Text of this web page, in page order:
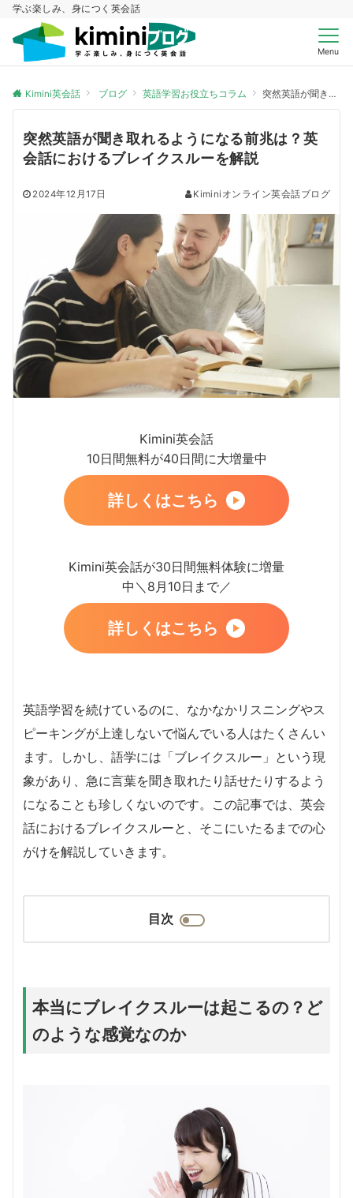
学ぶ楽しみ、身につく英会話
Menu
Kimini英会話 ブログ 英語学習お役立ちコラム 突然英語が聞き取れるようになる前兆は？英会話におけるブレイクスルーを解説
突然英語が聞き取れるようになる前兆は？英
会話におけるブレイクスルーを解説
2024年12月17日 Kiminiオンライン英会話ブログ
Kimini英会話
10日間無料が40日間に大増量中
詳しくはこちら
Kimini英会話が30日間無料体験に増量
中＼8月10日まで／
詳しくはこちら
英語学習を続けているのに、なかなかリスニングやス
ピーキングが上達しないで悩んでいる人はたくさんい
ます。しかし、語学には「ブレイクスルー」という現
象があり、急に言葉を聞き取れたり話せたりするよう
になることも珍しくないのです。この記事では、英会
話におけるブレイクスルーと、そこにいたるまでの心
がけを解説していきます。
目次
本当にブレイクスルーは起こるの？ど
のような感覚なのか